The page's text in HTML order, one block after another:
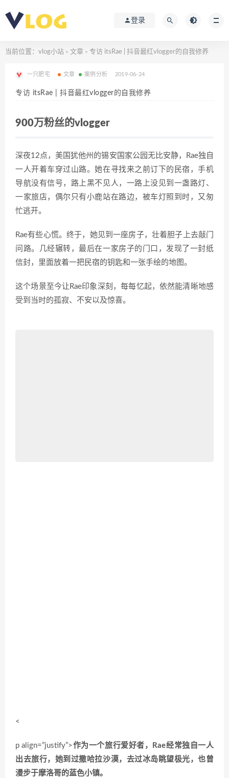
登录
当前位置： vlog小站 > 文章 > 专访 itsRae | 抖音最红vlogger的自我修养
一只肥宅 文章 案例分析 2019-06-24
专访 itsRae | 抖音最红vlogger的自我修养
900万粉丝的vlogger
深夜12点，美国犹他州的锡安国家公园无比安静，Rae独自
一人开着车穿过山路。她在寻找来之前订下的民宿，手机
导航没有信号，路上黑不见人，一路上没见到一盏路灯、
一家旅店，偶尔只有小鹿站在路边，被车灯照到时，又匆
忙逃开。
Rae有些心慌。终于，她见到一座房子，壮着胆子上去敲门
问路。几经辗转，最后在一家房子的门口，发现了一封纸
信封，里面放着一把民宿的钥匙和一张手绘的地图。
这个场景至今让Rae印象深刻，每每忆起，依然能清晰地感
受到当时的孤寂、不安以及惊喜。
<
p align=”justify”>作为一个旅行爱好者，Rae经常独自一人
出去旅行，她到过撒哈拉沙漠，去过冰岛眺望极光，也曾
漫步于摩洛哥的蓝色小镇。